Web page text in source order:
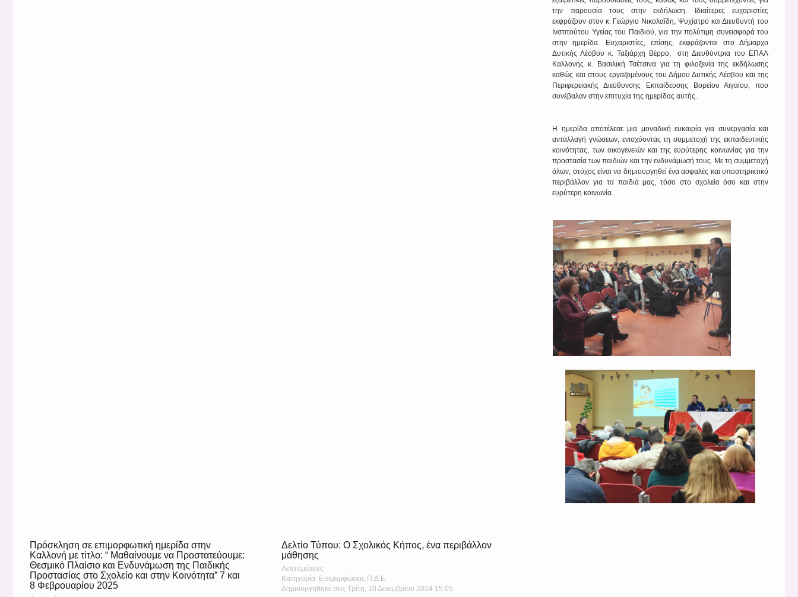
την παρουσία τους στην εκδήλωση. Ιδιαίτερες ευχαριστίες
εκφράζουν στον κ. Γεώργιο Νικολαΐδη, Ψυχίατρο και Διευθυντή του
Ινστιτούτου Υγείας του Παιδιού, για την πολύτιμη συνεισφορά του
στην ημερίδα. Ευχαριστίες, επίσης, εκφράζονται στο Δήμαρχο
Δυτικής Λέσβου κ. Ταξιάρχη Βέρρο, στη Διευθύντρια του ΕΠΑΛ
Καλλονής κ. Βασιλική Τσέτσινα για τη φιλοξενία της εκδήλωσης
καθώς και στους εργαζομένους του Δήμου Δυτικής Λέσβου και της
Περιφερειακής Διεύθυνσης Εκπαίδευσης Βορείου Αιγαίου, που
συνέβαλαν στην επιτυχία της ημερίδας αυτής.
Η ημερίδα αποτέλεσε μια μοναδική ευκαιρία για συνεργασία και
ανταλλαγή γνώσεων, ενισχύοντας τη συμμετοχή της εκπαιδευτικής
κοινότητας, των οικογενειών και της ευρύτερης κοινωνίας για την
προστασία των παιδιών και την ενδυνάμωσή τους. Με τη συμμετοχή
όλων, στόχος είναι να δημιουργηθεί ένα ασφαλές και υποστηρικτικό
περιβάλλον για τα παιδιά μας, τόσο στο σχολείο όσο και στην
ευρύτερη κοινωνία.
Πρόσκληση σε επιμορφωτική ημερίδα στην
Καλλονή με τίτλο: “ Μαθαίνουμε να Προστατεύουμε:
Θεσμικό Πλαίσιο και Ενδυνάμωση της Παιδικής
Προστασίας στο Σχολείο και στην Κοινότητα” 7 και
8 Φεβρουαρίου 2025
Δελτίο Τύπου: Ο Σχολικός Κήπος, ένα περιβάλλον
μάθησης
Λεπτομέρειες
Κατηγορία: Επιμορφώσεις Π.Δ.Ε.
Δημιουργηθηκε στις Τρίτη, 10 Δεκεμβρίου 2024 15:05